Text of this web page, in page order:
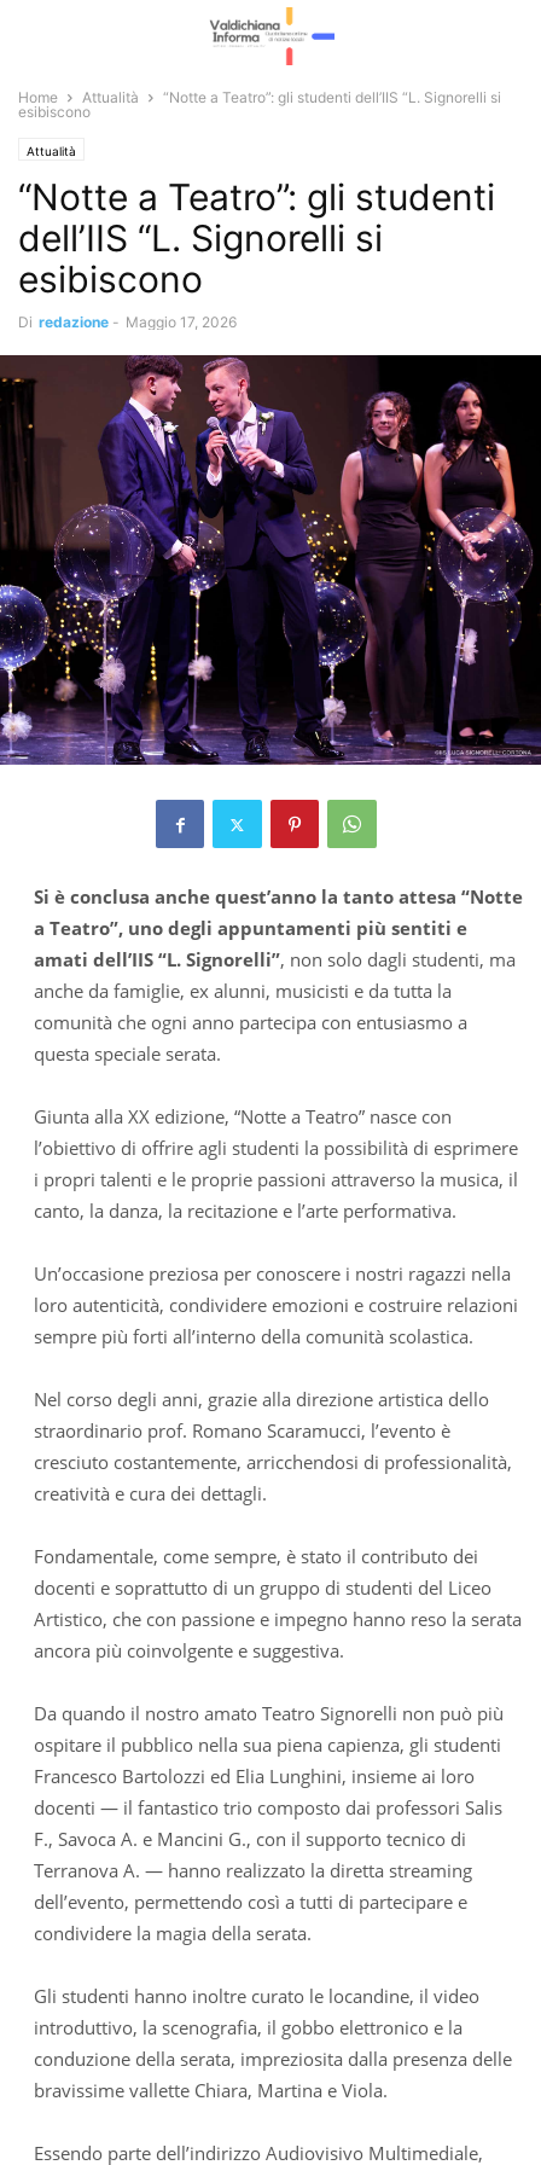
Home Attualità
“Notte a Teatro”: gli studenti dell’IIS “L. Signorelli si
esibiscono
Attualità
“Notte a Teatro”: gli studenti
dell’IIS “L. Signorelli si
esibiscono
Di redazione - Maggio 17, 2026
Si è conclusa anche quest’anno la tanto attesa “Notte
a Teatro”, uno degli appuntamenti più sentiti e
amati dell’IIS “L. Signorelli”, non solo dagli studenti, ma
anche da famiglie, ex alunni, musicisti e da tutta la
comunità che ogni anno partecipa con entusiasmo a
questa speciale serata.
Giunta alla XX edizione, “Notte a Teatro” nasce con
l’obiettivo di offrire agli studenti la possibilità di esprimere
i propri talenti e le proprie passioni attraverso la musica, il
canto, la danza, la recitazione e l’arte performativa.
Un’occasione preziosa per conoscere i nostri ragazzi nella
loro autenticità, condividere emozioni e costruire relazioni
sempre più forti all’interno della comunità scolastica.
Nel corso degli anni, grazie alla direzione artistica dello
straordinario prof. Romano Scaramucci, l’evento è
cresciuto costantemente, arricchendosi di professionalità,
creatività e cura dei dettagli.
Fondamentale, come sempre, è stato il contributo dei
docenti e soprattutto di un gruppo di studenti del Liceo
Artistico, che con passione e impegno hanno reso la serata
ancora più coinvolgente e suggestiva.
Da quando il nostro amato Teatro Signorelli non può più
ospitare il pubblico nella sua piena capienza, gli studenti
Francesco Bartolozzi ed Elia Lunghini, insieme ai loro
docenti — il fantastico trio composto dai professori Salis
F., Savoca A. e Mancini G., con il supporto tecnico di
Terranova A. — hanno realizzato la diretta streaming
dell’evento, permettendo così a tutti di partecipare e
condividere la magia della serata.
Gli studenti hanno inoltre curato le locandine, il video
introduttivo, la scenografia, il gobbo elettronico e la
conduzione della serata, impreziosita dalla presenza delle
bravissime vallette Chiara, Martina e Viola.
Essendo parte dell’indirizzo Audiovisivo Multimediale,